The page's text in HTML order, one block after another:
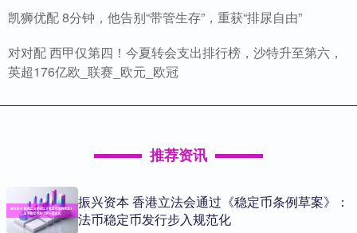
凯狮优配 8分钟，他告别“带管生存”，重获“排尿自由”
对对配 西甲仅第四！今夏转会支出排行榜，沙特升至第六，
英超176亿欧_联赛_欧元_欧冠
推荐资讯
振兴资本 香港立法会通过《稳定币条例草案》：
法币稳定币发行步入规范化